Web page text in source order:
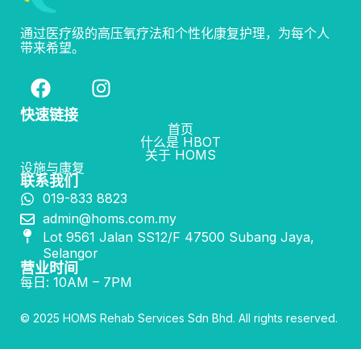
通过医疗级的高压氧疗法和个性化康复护理，为每个人
带来希望。
快速链接
首页
什么是 HBOT
关于 HOMS
设施与康复
联系我们
019-833 8823
admin@homs.com.my
Lot 9561 Jalan SS12/F 47500 Subang Jaya,
Selangor
营业时间
每日: 10AM – 7PM
© 2025 HOMS Rehab Services Sdn Bhd. All rights reserved.